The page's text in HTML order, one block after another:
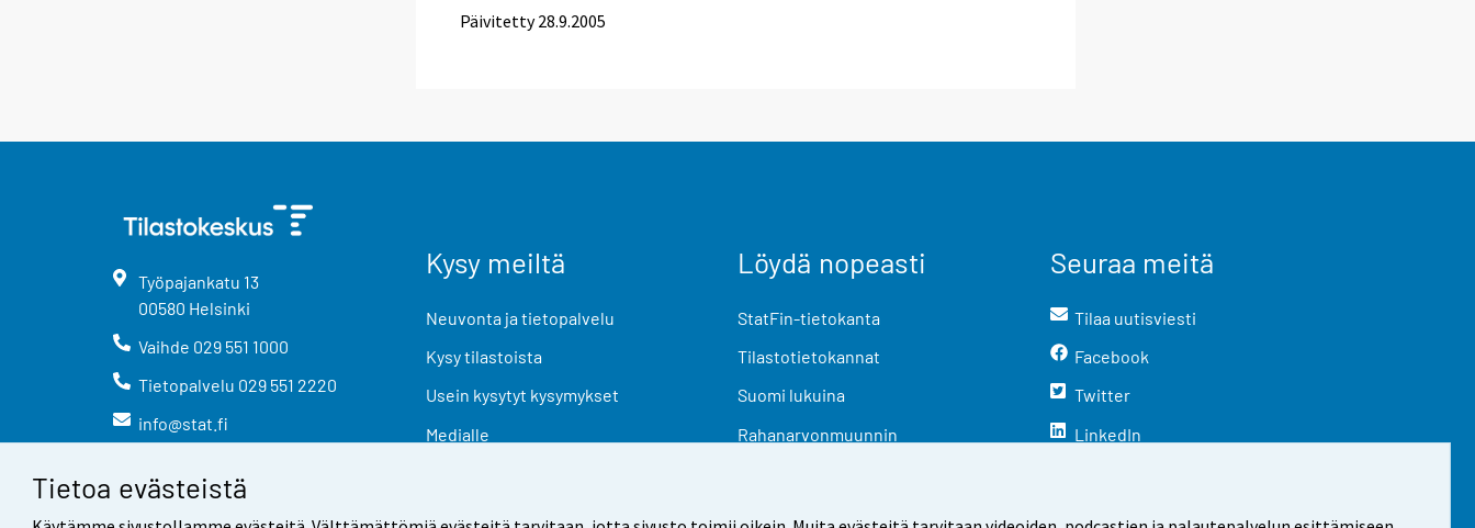
Tietoa evästeistä
Päivitetty28.9.2005
Työpajankatu 13
00580 Helsinki
Vaihde 029 551 1000
Tietopalvelu 029 551 2220
info@stat.fi
Kysy meiltä
Neuvonta ja tietopalvelu
Kysy tilastoista
Usein kysytyt kysymykset
Medialle
Löydä nopeasti
StatFin-tietokanta
Tilastotietokannat
Suomi lukuina
Rahanarvonmuunnin
Seuraa meitä
Tilaa uutisviesti
Facebook
Twitter
LinkedIn